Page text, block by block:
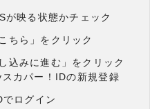
が映る状態かチェック
ちら」をクリック
込みに進む」をクリック
カパー！IDの新規登録
ログイン